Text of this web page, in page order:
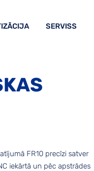
SERVISS
FR10 precīzi satver
iekārtā un pēc apstrādes